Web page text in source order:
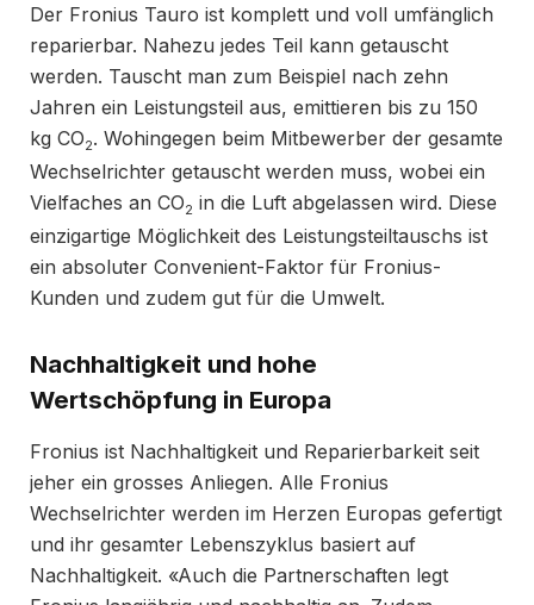
Der Fronius Tauro ist komplett und voll umfänglich
reparierbar. Nahezu jedes Teil kann getauscht
werden. Tauscht man zum Beispiel nach zehn
Jahren ein Leistungsteil aus, emittieren bis zu 150
kg CO2. Wohingegen beim Mitbewerber der gesamte
Wechselrichter getauscht werden muss, wobei ein
Vielfaches an CO2 in die Luft abgelassen wird. Diese
einzigartige Möglichkeit des Leistungsteiltauschs ist
ein absoluter Convenient-Faktor für Fronius-
Kunden und zudem gut für die Umwelt.
Nachhaltigkeit und hohe
Wertschöpfung in Europa
Fronius ist Nachhaltigkeit und Reparierbarkeit seit
jeher ein grosses Anliegen. Alle Fronius
Wechselrichter werden im Herzen Europas gefertigt
und ihr gesamter Lebenszyklus basiert auf
Nachhaltigkeit. «Auch die Partnerschaften legt